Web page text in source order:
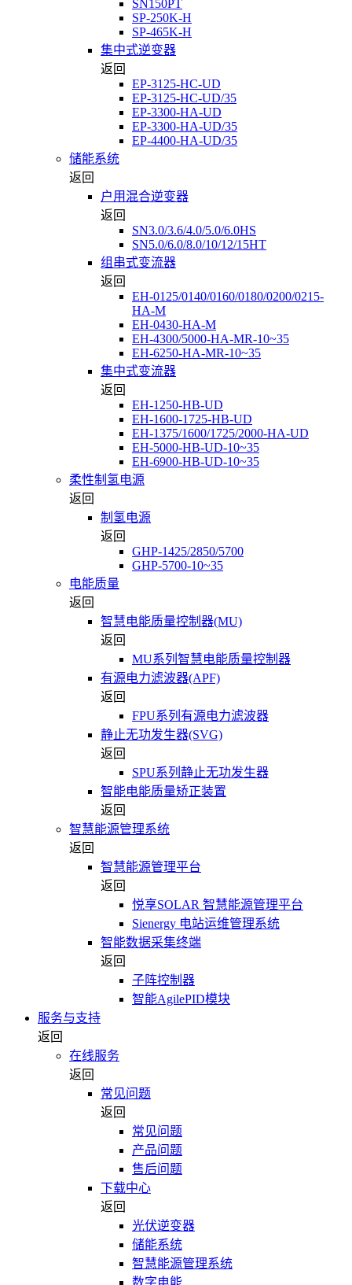
SN150PT
SP-250K-H
SP-465K-H
集中式逆变器
返回
EP-3125-HC-UD
EP-3125-HC-UD/35
EP-3300-HA-UD
EP-3300-HA-UD/35
EP-4400-HA-UD/35
储能系统
返回
户用混合逆变器
返回
SN3.0/3.6/4.0/5.0/6.0HS
SN5.0/6.0/8.0/10/12/15HT
组串式变流器
返回
EH-0125/0140/0160/0180/0200/0215-
HA-M
EH-0430-HA-M
EH-4300/5000-HA-MR-10~35
EH-6250-HA-MR-10~35
集中式变流器
返回
EH-1250-HB-UD
EH-1600-1725-HB-UD
EH-1375/1600/1725/2000-HA-UD
EH-5000-HB-UD-10~35
EH-6900-HB-UD-10~35
柔性制氢电源
返回
制氢电源
返回
GHP-1425/2850/5700
GHP-5700-10~35
电能质量
返回
智慧电能质量控制器(MU)
返回
MU系列智慧电能质量控制器
有源电力滤波器(APF)
返回
FPU系列有源电力滤波器
静止无功发生器(SVG)
返回
SPU系列静止无功发生器
智能电能质量矫正装置
返回
智慧能源管理系统
返回
智慧能源管理平台
返回
悦享SOLAR 智慧能源管理平台
Sienergy 电站运维管理系统
智能数据采集终端
返回
子阵控制器
智能AgilePID模块
服务与支持
返回
在线服务
返回
常见问题
返回
常见问题
产品问题
售后问题
下载中心
返回
光伏逆变器
储能系统
智慧能源管理系统
数字电能